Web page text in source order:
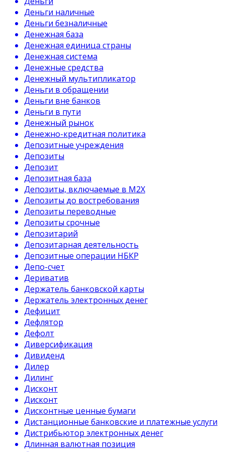
Деньги наличные
Деньги безналичные
Денежная база
Денежная единица страны
Денежная система
Денежные средства
Денежный мультипликатор
Деньги в обращении
Деньги вне банков
Деньги в пути
Денежный рынок
Денежно-кредитная политика
Депозитные учреждения
Депозиты
Депозит
Депозитная база
Депозиты, включаемые в М2Х
Депозиты до востребования
Депозиты переводные
Депозиты срочные
Депозитарий
Депозитарная деятельность
Депозитные операции НБКР
Депо-счет
Дериватив
Держатель банковской карты
Держатель электронных денег
Дефицит
Дефлятор
Дефолт
Диверсификация
Дивиденд
Дилер
Дилинг
Дисконт
Дисконт
Дисконтные ценные бумаги
Дистанционные банковские и платежные услуги
Дистрибьютор электронных денег
Длинная валютная позиция